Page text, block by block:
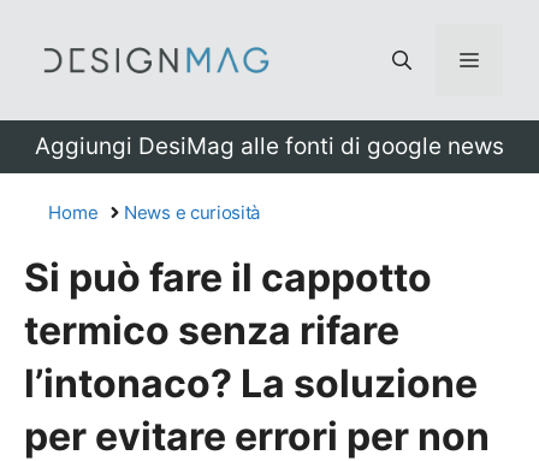
Menu
Aggiungi DesiMag alle fonti di google news
Home News e curiosità
Si può fare il cappotto
termico senza rifare
l’intonaco? La soluzione
per evitare errori per non